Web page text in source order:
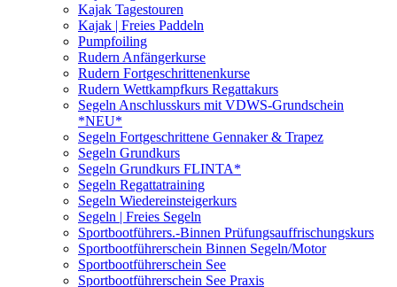
Kajak Tagestouren
Kajak | Freies Paddeln
Pumpfoiling
Rudern Anfängerkurse
Rudern Fortgeschrittenenkurse
Rudern Wettkampfkurs Regattakurs
Segeln Anschlusskurs mit VDWS-Grundschein
*NEU*
Segeln Fortgeschrittene Gennaker & Trapez
Segeln Grundkurs
Segeln Grundkurs FLINTA*
Segeln Regattatraining
Segeln Wiedereinsteigerkurs
Segeln | Freies Segeln
Sportbootführers.-Binnen Prüfungsauffrischungskurs
Sportbootführerschein Binnen Segeln/Motor
Sportbootführerschein See
Sportbootführerschein See Praxis